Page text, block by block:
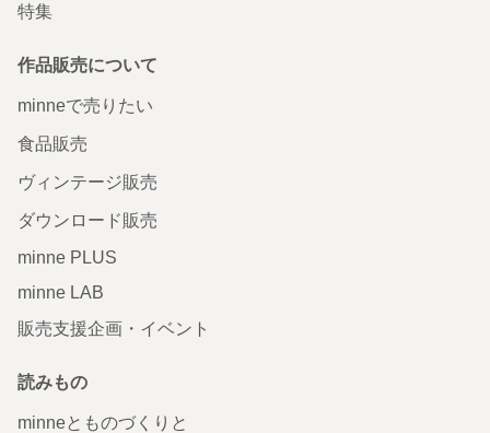
特集
作品販売について
minneで売りたい
食品販売
ヴィンテージ販売
ダウンロード販売
minne PLUS
minne LAB
販売支援企画・イベント
読みもの
minneとものづくりと